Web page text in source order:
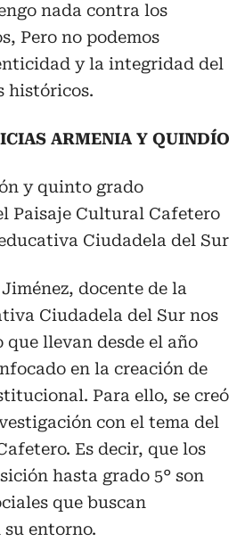
nada contra los
Pero no podemos
y la integridad del
históricos.
ARMENIA Y QUINDÍO
y quinto grado
Paisaje Cultural Cafetero
Ciudadela del Sur
docente de la
Ciudadela del Sur nos
que llevan desde el año
en la creación de
Para ello, se creó
con el tema del
Es decir, que los
hasta grado 5° son
que buscan
entorno.